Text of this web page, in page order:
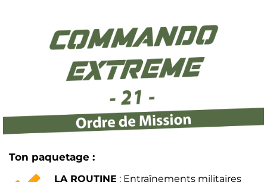
Ton paquetage :
LA ROUTINE : Entraînements militaires